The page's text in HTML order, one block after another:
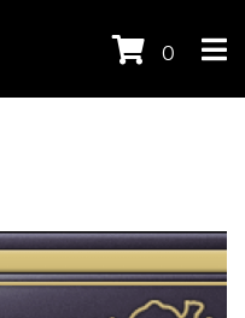
0